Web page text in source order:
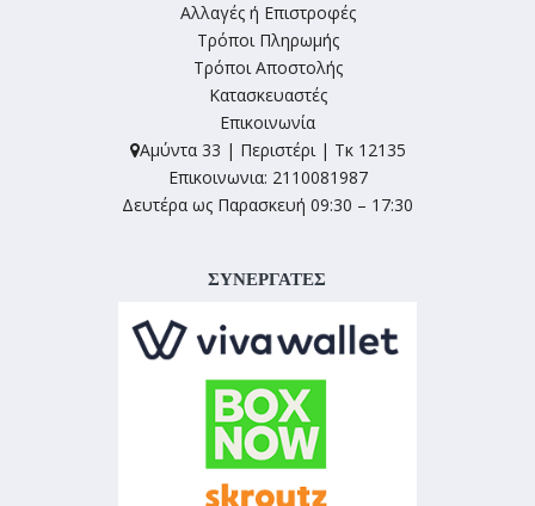
Αλλαγές ή Επιστροφές
Τρόποι Πληρωμής
Τρόποι Αποστολής
Κατασκευαστές
Επικοινωνία
Αμύντα 33 | Περιστέρι | Τκ 12135
Επικοινωνια: 2110081987
Δευτέρα ως Παρασκευή 09:30 – 17:30
ΣΥΝΕΡΓΑΤΕΣ